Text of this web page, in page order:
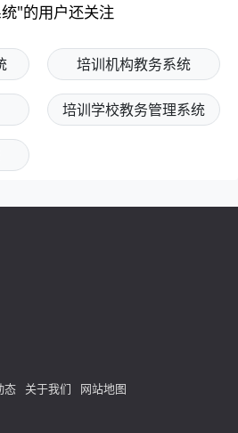
"的用户还关注
培训机构教务系统
培训学校教务管理系统
态 关于我们 网站地图